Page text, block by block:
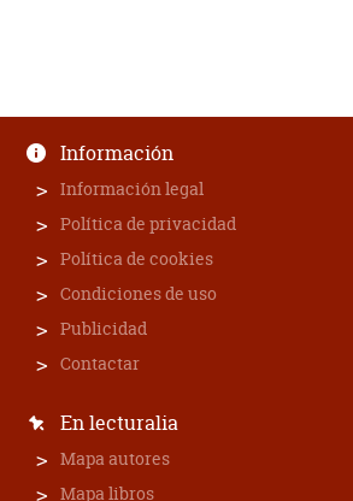
Información
Información legal
Política de privacidad
Política de cookies
Condiciones de uso
Publicidad
Contactar
En lecturalia
Mapa autores
Mapa libros